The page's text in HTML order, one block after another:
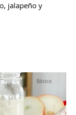
jalapeño y
Básico